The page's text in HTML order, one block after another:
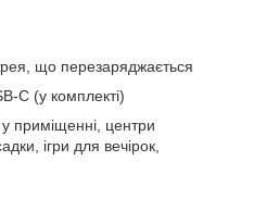
що перезаряджається
C (у комплекті)
у приміщенні, центри
ігри для вечірок,